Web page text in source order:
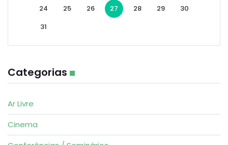
24
25 26 27 28 29
30
31
Categorias
Ar Livre
Cinema